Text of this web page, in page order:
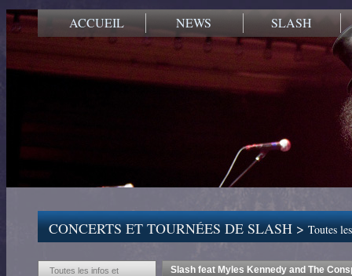
ACCUEIL NEWS SLASH
CONCERTS ET TOURNÉES DE SLASH >Toutes
Toutes les infos et
Slash feat Myles Kennedy and The